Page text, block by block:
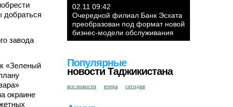
добраться
завода
«Зеленый
окраине
02.11 09:42
Очередной филиал Банк Эсхата
преобразован под формат новой
бизнес-модели обслуживания
Популярные
новости Таджикистана
все новости вчера сегодня